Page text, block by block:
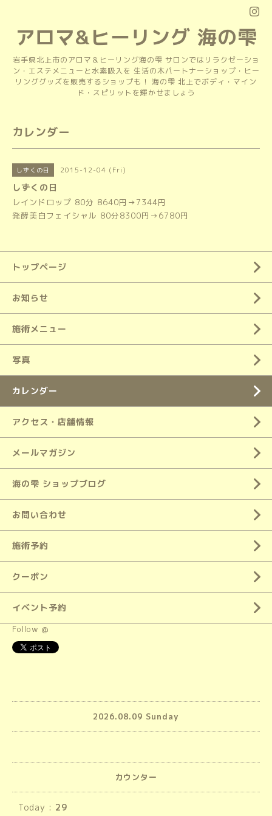
アロマ&ヒーリング 海の雫
岩手県北上市のアロマ＆ヒーリング海の雫 サロンではリラクゼーショ
ン・エステメニューと水素吸入を 生活の木パートナーショップ・ヒー
リンググッズを販売するショップも！ 海の雫 北上でボディ・マイン
ド・スピリットを輝かせましょう
カレンダー
しずくの日 2015-12-04 (Fri)
しずくの日
レインドロップ 80分 8640円→7344円
発酵美白フェイシャル 80分8300円→6780円
トップページ
お知らせ
施術メニュー
写真
カレンダー
アクセス・店舗情報
メールマガジン
海の雫 ショップブログ
お問い合わせ
施術予約
クーポン
イベント予約
Follow @
2026.08.09 Sunday
カウンター
Today : 29